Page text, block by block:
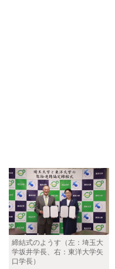
締結式のようす（左：埼玉大
学坂井学長、右：東洋大学矢
口学長）